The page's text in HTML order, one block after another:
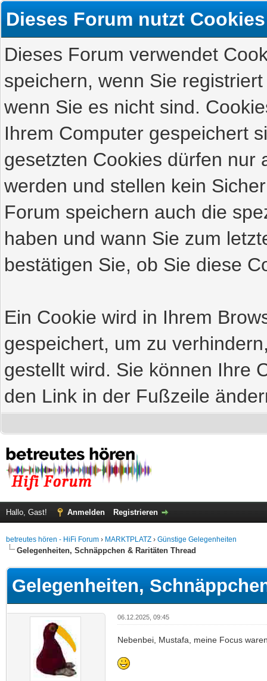
Dieses Forum nutzt Cookies
Dieses Forum verwendet
speichern, wenn Sie
wenn Sie es nicht sind.
Ihrem Computer gespeichert
gesetzten Cookies dürfen nur
werden und stellen kein
Forum speichern auch die
haben und wann Sie zum
bestätigen Sie, ob Sie diese
Ein Cookie wird in Ihrem
gespeichert, um zu
gestellt wird. Sie können Ihre
den Link in der Fußzeile
Hallo, Gast! Anmelden Registrieren
betreutes hören - HiFi Forum › MARKTPLATZ › Günstige Gelegenheiten
Gelegenheiten, Schnäppchen & Raritäten Thread
Gelegenheiten,
06.12.2025, 09:45
Nebenbei, Mustafa, meine Focus